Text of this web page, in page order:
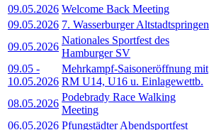
09.05.2026 Welcome Back Meeting
09.05.2026 7. Wasserburger Altstadtspringen
09.05.2026
Nationales Sportfest des
Hamburger SV
09.05 -
10.05.2026
Mehrkampf-Saisoneröffnung mit
RM U14, U16 u. Einlagewettb.
08.05.2026
Podebrady Race Walking
Meeting
06.05.2026 Pfungstädter Abendsportfest